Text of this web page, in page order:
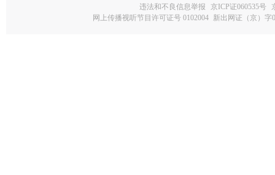
违法和不良信息举报 京ICP证060535号
网上传播视听节目许可证号 0102004 新出网证（京）